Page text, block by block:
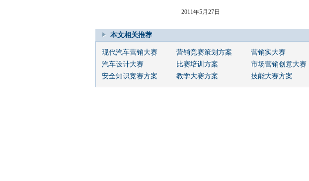
2011年5月27日
本文相关推荐
现代汽车营销大赛 营销竞赛策划方案
营销实大赛
汽车设计大赛
比赛培训方案
市场营销创意大赛
安全知识竞赛方案
教学大赛方案 技能大赛方案